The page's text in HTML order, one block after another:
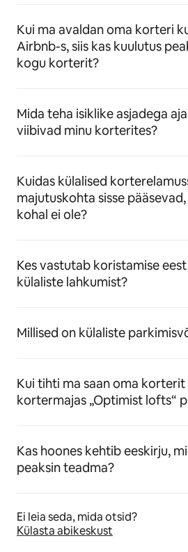
Kui ma avaldan oma korteri
Airbnb-s, siis kas kuulutus
kogu korterit?
Mida teha isiklike asjadega
viibivad minu korterites?
Kuidas külalised
majutuskohta sisse
kohal ei ole?
Kes vastutab koristamise
külaliste lahkumist?
Millised on külaliste
Kui tihti ma saan oma
kortermajas „Optimist lofts“
Kas hoones kehtib eeskirju,
peaksin teadma?
Ei leia seda, mida otsid?
Külasta abikeskust